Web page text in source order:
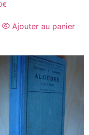
€
Ajouter au panier